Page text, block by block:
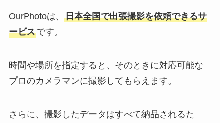
OurPhotoは、 日本全国で出張撮影を依頼できるサ
ービスです。
時間や場所を指定すると、そのときに対応可能な
プロのカメラマンに撮影してもらえます。
さらに、撮影したデータはすべて納品されるた